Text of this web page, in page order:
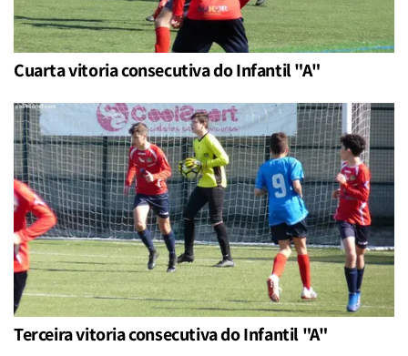
Cuarta vitoria consecutiva do Infantil "A"
Terceira vitoria consecutiva do Infantil "A"